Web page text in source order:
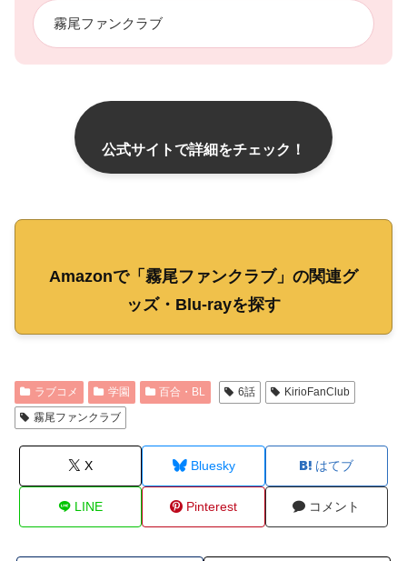
霧尾ファンクラブ
公式サイトで詳細をチェック！
Amazonで「霧尾ファンクラブ」の関連グ
ッズ・Blu-rayを探す
ラブコメ 学園 百合・BL 6話
KirioFanClub
霧尾ファンクラブ
X Bluesky はてブ
LINE Pinterest コメント